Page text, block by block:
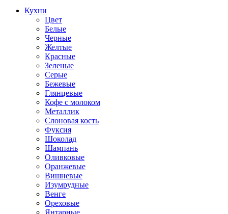
Кухни
Цвет
Белые
Черные
Желтые
Красные
Зеленые
Серые
Бежевые
Глянцевые
Кофе с молоком
Металлик
Слоновая кость
Фуксия
Шоколад
Шампань
Оливковые
Оранжевые
Вишневые
Изумрудные
Венге
Ореховые
Янтарные